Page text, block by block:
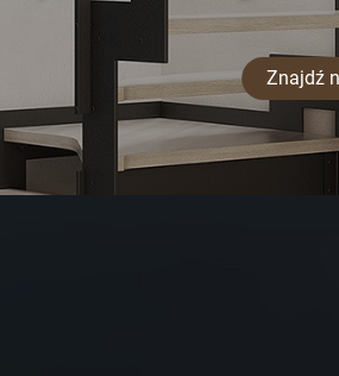
Znajdź